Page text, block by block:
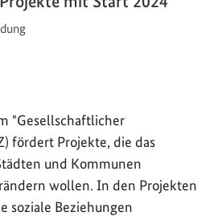
"Gesellschaftlicher
fördert Projekte, die das
und Kommunen
wollen. In den Projekten
soziale Beziehungen